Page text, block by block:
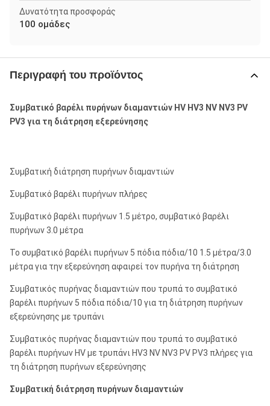
Δυνατότητα προσφοράς
100 ομάδες
Περιγραφή του προϊόντος
Συμβατικό βαρέλι πυρήνων διαμαντιών HV HV3 NV NV3 PV
PV3 για τη διάτρηση εξερεύνησης
Συμβατική διάτρηση πυρήνων διαμαντιών
Συμβατικό βαρέλι πυρήνων πλήρες
Συμβατικό βαρέλι πυρήνων 1.5 μέτρο, συμβατικό βαρέλι
πυρήνων 3.0 μέτρα
Το συμβατικό βαρέλι πυρήνων 5 πόδια πόδια/10 1.5 μέτρα/3.0
μέτρα για την εξερεύνηση αφαιρεί τον πυρήνα τη διάτρηση
Συμβατικός πυρήνας διαμαντιών που τρυπά το συμβατικό
βαρέλι πυρήνων 5 πόδια πόδια/10 για τη διάτρηση πυρήνων
εξερεύνησης με τρυπάνι
Συμβατικός πυρήνας διαμαντιών που τρυπά το συμβατικό
βαρέλι πυρήνων HV με τρυπάνι HV3 NV NV3 PV PV3 πλήρες για
τη διάτρηση πυρήνων εξερεύνησης
Συμβατική διάτρηση πυρήνων διαμαντιών